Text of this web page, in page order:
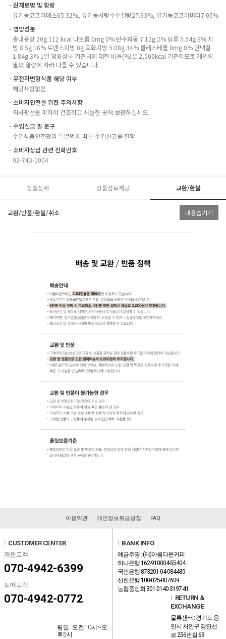
ㆍ원재료명 및 함량
유기농코코아매스65.32%, 유기농사탕수수설탕27.63%, 유기농코코아버터7.05%
ㆍ영양성분
총내용량 20g 112 kcal 나트륨 0mg 0% 탄수화물 7.12g 2% 당류 5.54g 6% 지
방 8.5g 16% 트랜스지방 0g 포화지방 5.08g 34% 콜레스테롤 0mg 0% 단백질
1.84g 3% 1일 영양성분 기준치에 대한 비율(%)은 2,000kcal 기준이므로 개인의
필요 열량에 따라 다를 수 있습니다.
ㆍ유전자변형식품 해당 여부
해당사항없음
ㆍ소비자안전을 위한 주의사항
직사광선을 피하여 건조하고 서늘한 곳에 보관하십시오.
ㆍ수입신고 필 문구
수입식품안전관리 특별법에 따른 수입신고를 필함
ㆍ소비자상담 관련 전화번호
02-743-1004
상품상세 상품정보제공 교환/환불
교환/반품/환불/취소 내용숨기기
이용약관 개인정보취급방침 FAQ
CUSTOMER CENTER
개인고객
070-4942-6399
도매고객
070-4942-0772
평일: 오전10시~오
후5시
BANK INFO
예금주명 : (재)아름다운커피
하나은행 162-910004-55404
국민은행 873201-04-084485
신한은행 100-025-007609
농협중앙회 301-0140-3197-41
RETURN &
EXCHANGE
물류센터 : 경기도 용
인시 처인구 경안천
로 256번길 69